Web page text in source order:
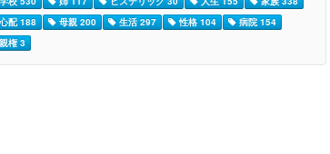
配 188
母親 200 生活 297 性格 104
病院 154
権 3